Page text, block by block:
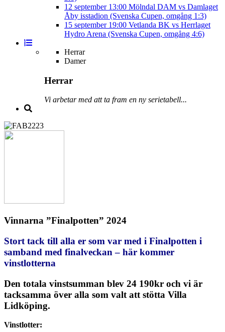
12 september 13:00 Mölndal DAM vs Damlaget
Åby isstadion (Svenska Cupen, omgång 1:3)
15 september 19:00 Vetlanda BK vs Herrlaget
Hydro Arena (Svenska Cupen, omgång 4:6)
Herrar
Damer
Herrar
Vi arbetar med att ta fram en ny serietabell...
Vinnarna ”Finalpotten” 2024
Stort tack till alla er som var med i Finalpotten i
samband med finalveckan – här kommer
vinstlotterna
Den totala vinstsumman blev 24 190kr och vi är
tacksamma över alla som valt att stötta Villa
Lidköping.
Vinstlotter: